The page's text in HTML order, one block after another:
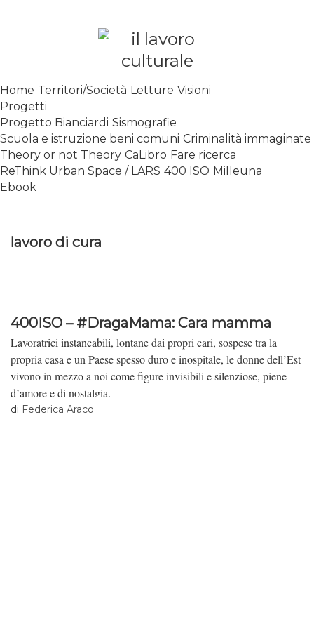
SPALANCARE LE FINESTRE DEI
CONTEMPORANEO
Home Territori/Società Letture Visioni
Progetti
Progetto Bianciardi Sismografie
Scuola e istruzione beni comuni Criminalità immaginate
Theory or not Theory CaLibro Fare ricerca
ReThink Urban Space / LARS 400 ISO Milleuna
Ebook
lavoro di cura
400ISO – #DragaMama: Cara mamma
Lavoratrici instancabili, lontane dai propri cari, sospese tra la
propria casa e un Paese spesso duro e inospitale, le donne dell’Est
vivono in mezzo a noi come figure invisibili e silenziose, piene
d’amore e di nostalgia.
di Federica Araco